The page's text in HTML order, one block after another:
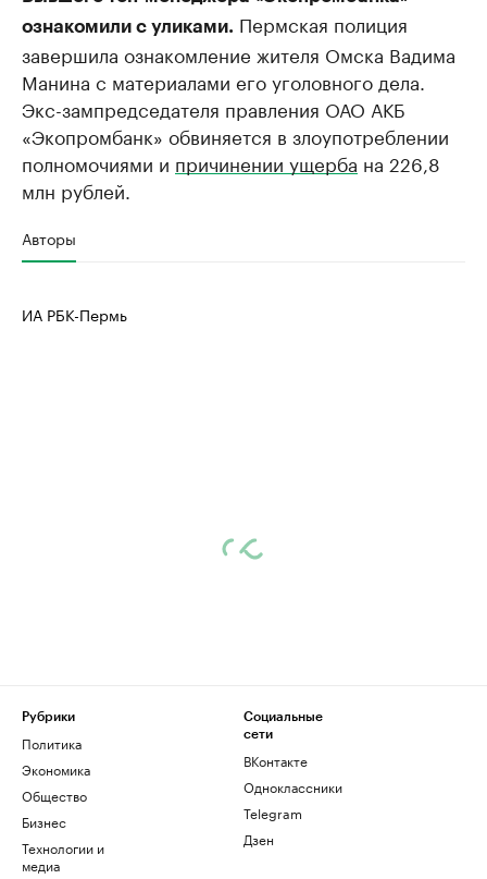
ознакомили с уликами. Пермская полиция
завершила ознакомление жителя Омска Вадима
Манина с материалами его уголовного дела.
Экс-зампредседателя правления ОАО АКБ
«Экопромбанк» обвиняется в злоупотреблении
полномочиями и причинении ущерба на 226,8
млн рублей.
Авторы
ИА РБК-Пермь
Рубрики
Политика
Экономика
Общество
Бизнес
Технологии и
медиа
Социальные
сети
ВКонтакте
Одноклассники
Telegram
Дзен